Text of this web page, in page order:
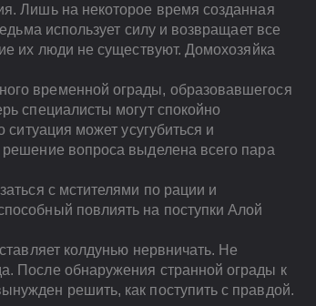
Лишь на некоторое время созданная
использует силу и возвращает все
их люди не существуют. Домохозяйка
временной ограды, образовавшегося
специалисты могут спокойно
может усугубиться и
вопроса выделена всего пара
с мстителями по рации и
повлиять на поступки Алой
колдунью нервничать. Не
После обнаружения странной ограды к
решить, как поступить с правдой.